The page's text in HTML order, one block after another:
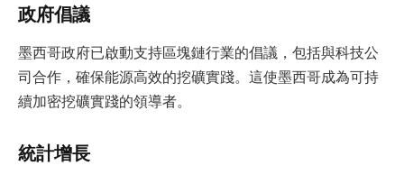
政府倡議
墨西哥政府已啟動支持區塊鏈行業的倡議，包括與科技公
司合作，確保能源高效的挖礦實踐。這使墨西哥成為可持
續加密挖礦實踐的領導者。
統計增長